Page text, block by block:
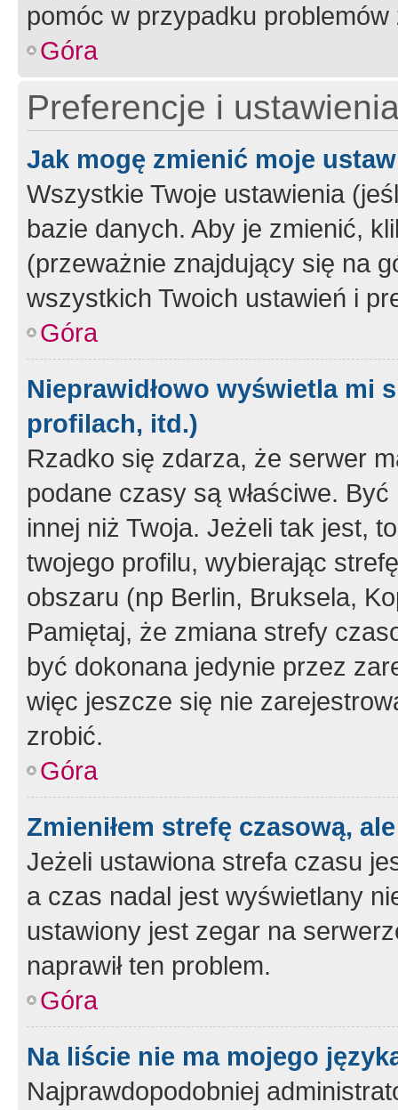
pomóc w przypadku
Góra
Preferencje i
Jak mogę zmienić moje
Wszystkie Twoje ustawienia
bazie danych. Aby je zmienić,
(przeważnie znajdujący się na
wszystkich Twoich ustawień i
Góra
Nieprawidłowo wyświetla mi
profilach, itd.)
Rzadko się zdarza, że serwer
podane czasy są właściwe.
innej niż Twoja. Jeżeli tak jest,
twojego profilu, wybierając
obszaru (np Berlin, Bruksela,
Pamiętaj, że zmiana strefy
być dokonana jedynie przez
więc jeszcze się nie
zrobić.
Góra
Zmieniłem strefę czasową,
Jeżeli ustawiona strefa czasu
a czas nadal jest wyświetlany
ustawiony jest zegar na
naprawił ten problem.
Góra
Na liście nie ma mojego
Najprawdopodobniej